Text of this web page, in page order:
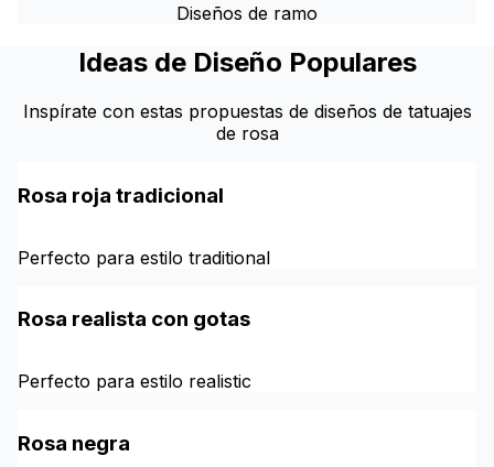
Diseños de ramo
Ideas de Diseño Populares
Inspírate con estas propuestas de diseños de tatuajes
de rosa
Rosa roja tradicional
Perfecto para estilo traditional
Rosa realista con gotas
Perfecto para estilo realistic
Rosa negra